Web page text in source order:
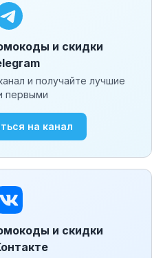
и скидки
и получайте лучшие
первыми
на канал
и скидки